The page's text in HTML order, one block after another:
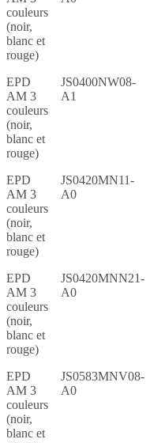
couleurs
(noir,
blanc et
rouge)
EPD
AM 3
couleurs
(noir,
blanc et
rouge)
JS0400NW08-
A1
EPD
AM 3
couleurs
(noir,
blanc et
rouge)
JS0420MN11-
A0
EPD
AM 3
couleurs
(noir,
blanc et
rouge)
JS0420MNN21-
A0
EPD
AM 3
couleurs
(noir,
blanc et
JS0583MNV08-
A0